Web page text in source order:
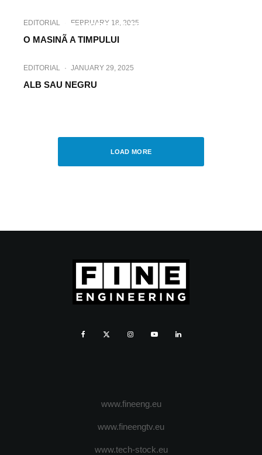
MONSTRI SI TEHNOLOGIE
EDITORIAL FEBRUARY 18, 2025
O MASINÃ A TIMPULUI
EDITORIAL · JANUARY 29, 2025
ALB SAU NEGRU
LOAD MORE
www.fineeng.eu
www.fineengtv.eu
www.tech-stock.eu